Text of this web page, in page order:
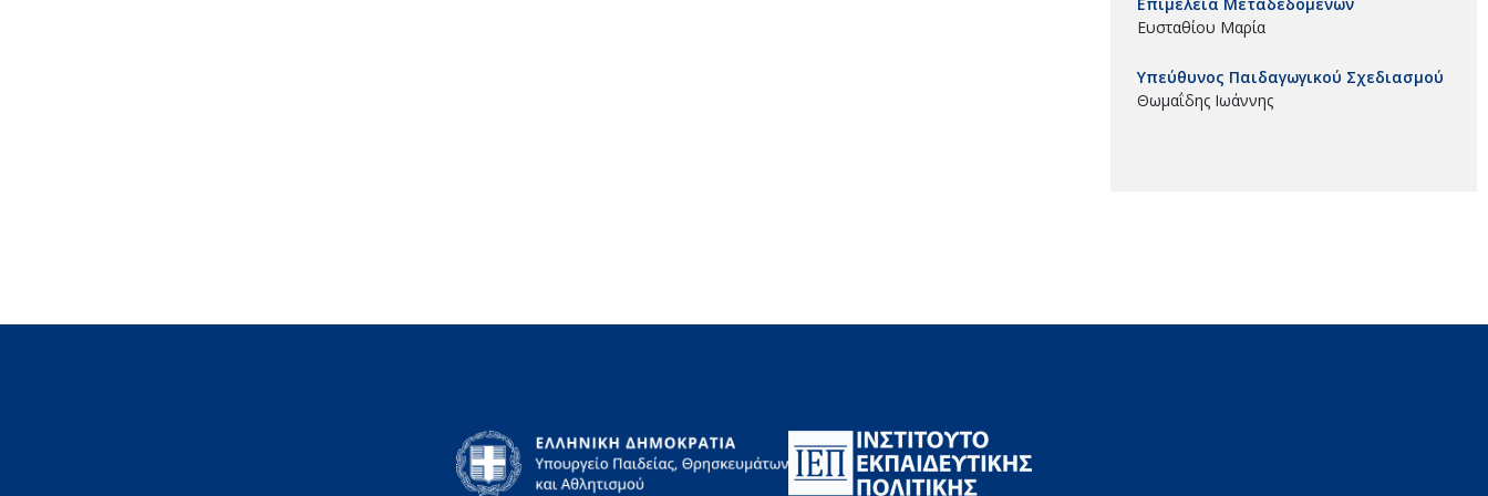
Ευσταθίου Μαρία
Υπεύθυνος Παιδαγωγικού Σχεδιασμού
Θωμαΐδης Ιωάννης